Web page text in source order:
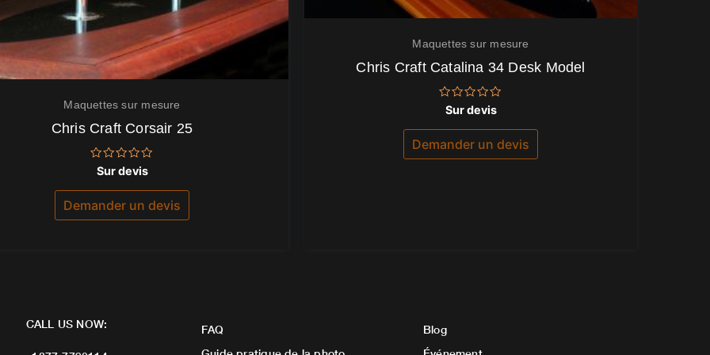
Maquettes sur mesure
Chris Craft Corsair 25
Note
0
sur
Sur devis
Demander un devis
Maquettes sur mesure
Chris Craft Catalina 34 Desk Model
Note
0
sur
Sur devis
Demander un devis
CALL US NOW:
FAQ
Blog